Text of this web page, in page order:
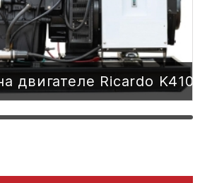
двигателе Ricardo
двигателе Ricardo